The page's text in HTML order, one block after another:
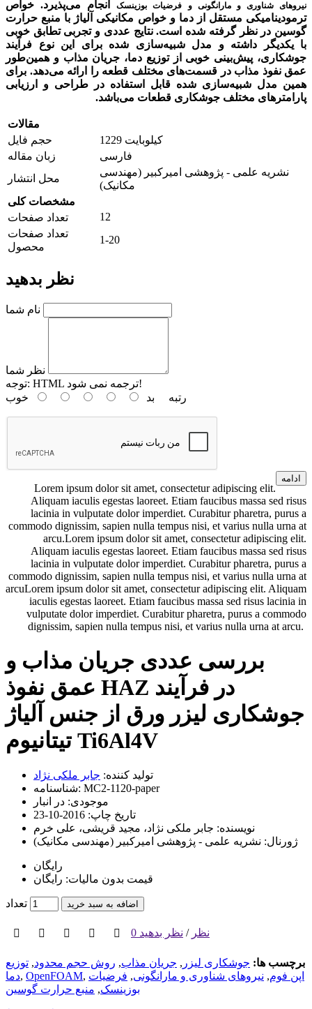
نیروهای شناوری و مارانگونی و فرضیات بوزینسکانجام می‌پذیرد. خواص
ترمودینامیکی مستقل از دما و خواص مکانیکی آلیاژ با منبع حرارت
گوسین در نظر گرفته شده است. نتایج عددی و تجربی تطابق خوبی
با یکدیگر داشته و مدل شبیه­‌سازی شده برای این نوع فرآیند
جوشکاری، پیش‌بینی خوبی از توزیع دما، جریان مذاب و همین‌طور
عمق نفوذ مذاب در قسمت‌های مختلف قطعه را ارائه می­‌دهد. برای
همین مدل شبیه­‌سازی شده قابل استفاده در طراحی و ارزیابی
پارامترهای مختلف جوشکاری قطعات می‌باشد.
مقالات
حجم فایل
1229 کیلوبایت
زبان مقاله
فارسی
محل انتشار
نشریه علمی - پژوهشی اميرکبير (مهندسی
مکانيک)
مشخصات کلی
تعداد صفحات
12
تعداد صفحات
محصول
1-20
نظر بدهید
نام شما
نظر شما
توجه:
HTML ترجمه نمی شود!
رتبه بد خوب
ادامه
Lorem ipsum dolor sit amet, consectetur adipiscing elit.
Aliquam iaculis egestas laoreet. Etiam faucibus massa sed risus
lacinia in vulputate dolor imperdiet. Curabitur pharetra, purus a
commodo dignissim, sapien nulla tempus nisi, et varius nulla urna at
arcu.Lorem ipsum dolor sit amet, consectetur adipiscing elit.
Aliquam iaculis egestas laoreet. Etiam faucibus massa sed risus
lacinia in vulputate dolor imperdiet. Curabitur pharetra, purus a
commodo dignissim, sapien nulla tempus nisi, et varius nulla urna at
arcuLorem ipsum dolor sit amet, consectetur adipiscing elit. Aliquam
iaculis egestas laoreet. Etiam faucibus massa sed risus lacinia in
vulputate dolor imperdiet. Curabitur pharetra, purus a commodo
dignissim, sapien nulla tempus nisi, et varius nulla urna at arcu.
بررسی عددی جریان مذاب و
عمق نفوذ HAZ در فرآیند
جوشکاری لیزر ورق از جنس آلیاژ
تیتانیوم Ti6Al4V
تولید کننده: جابر ملکی نژاد
شناسنامه: MC2-1120-paper
موجودی: در انبار
تاریخ چاپ: 2016-10-23
نویسنده: جابر ملکی نژاد، مجید قریشی، علی خرم
ژورنال: نشریه علمی - پژوهشی اميرکبير (مهندسی مکانيک)
رایگان
قیمت بدون مالیات: رایگان
تعداد اضافه به سبد خرید
0 نظر / نظر بدهید
برچسب ها: جوشکاری لیزر , جریان مذاب, روش حجم محدود, توزیع
دما, OpenFOAM, اپن فوم, نیروهای شناوری و مارانگونی, فرضیات
بوزینسک, منبع حرارت گوسین